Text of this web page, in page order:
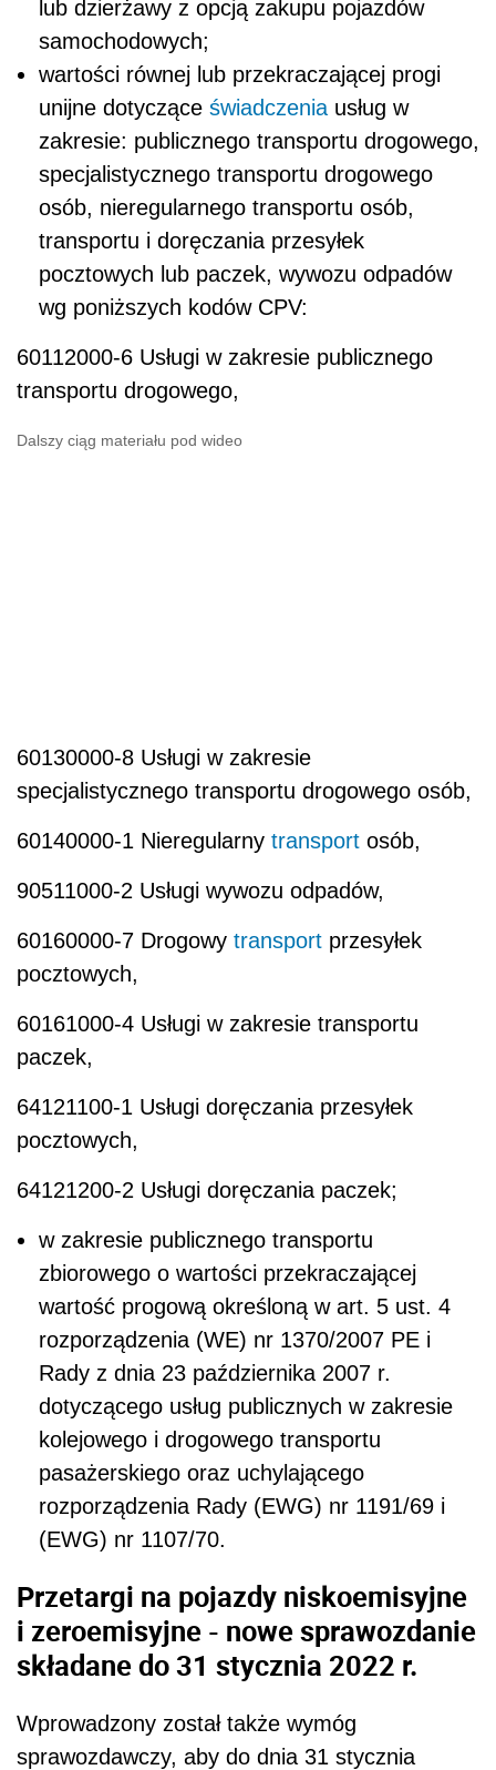
lub dzierżawy z opcją zakupu pojazdów
samochodowych;
wartości równej lub przekraczającej progi
unijne dotyczące świadczeniausług w
zakresie: publicznego transportu drogowego,
specjalistycznego transportu drogowego
osób, nieregularnego transportu osób,
transportu i doręczania przesyłek
pocztowych lub paczek, wywozu odpadów
wg poniższych kodów CPV:
60112000-6 Usługi w zakresie publicznego
transportu drogowego,
Dalszy ciąg materiału pod wideo
60130000-8 Usługi w zakresie
specjalistycznego transportu drogowego osób,
60140000-1 Nieregularny transport osób,
90511000-2 Usługi wywozu odpadów,
60160000-7 Drogowy transport przesyłek
pocztowych,
60161000-4 Usługi w zakresie transportu
paczek,
64121100-1 Usługi doręczania przesyłek
pocztowych,
64121200-2 Usługi doręczania paczek;
w zakresie publicznego transportu
zbiorowego o wartości przekraczającej
wartość progową określoną w art. 5 ust. 4
rozporządzenia (WE) nr 1370/2007 PE i
Rady z dnia 23 października 2007 r.
dotyczącego usług publicznych w zakresie
kolejowego i drogowego transportu
pasażerskiego oraz uchylającego
rozporządzenia Rady (EWG) nr 1191/69 i
(EWG) nr 1107/70.
Przetargi na pojazdy niskoemisyjne
i zeroemisyjne - nowe sprawozdanie
składane do 31 stycznia 2022 r.
Wprowadzony został także wymóg
sprawozdawczy, aby do dnia 31 stycznia